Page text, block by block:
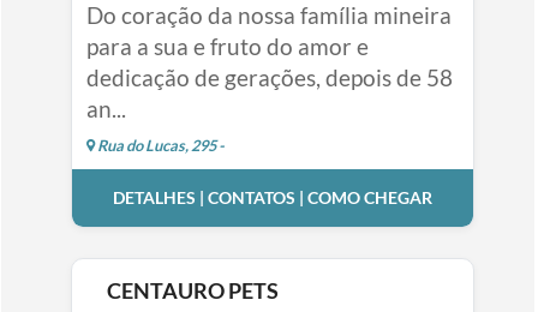
Do coração da nossa família mineira
para a sua e fruto do amor e
dedicação de gerações, depois de 58
an...
Rua do Lucas, 295 -
DETALHES | CONTATOS | COMO CHEGAR
CENTAURO PETS